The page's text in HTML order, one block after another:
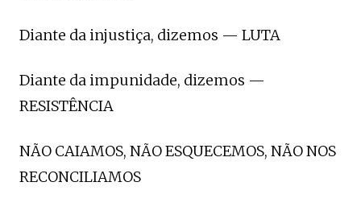
Diante da injustiça, dizemos — LUTA
Diante da impunidade, dizemos —
RESISTÊNCIA
NÃO CAIAMOS, NÃO ESQUECEMOS, NÃO NOS
RECONCILIAMOS